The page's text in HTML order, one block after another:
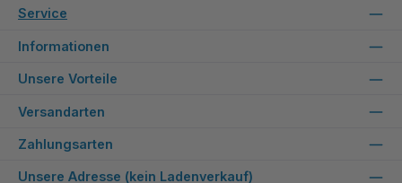
Service
Informationen
Unsere Vorteile
Versandarten
Zahlungsarten
Unsere Adresse (kein Ladenverkauf)